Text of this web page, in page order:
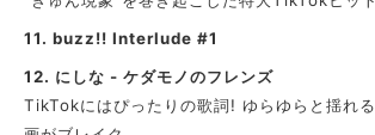
11. buzz!! Interlude #1
12. にしな - ケダモノのフレンズ
TikTokにはぴったりの歌詞! ゆらゆらと揺れ